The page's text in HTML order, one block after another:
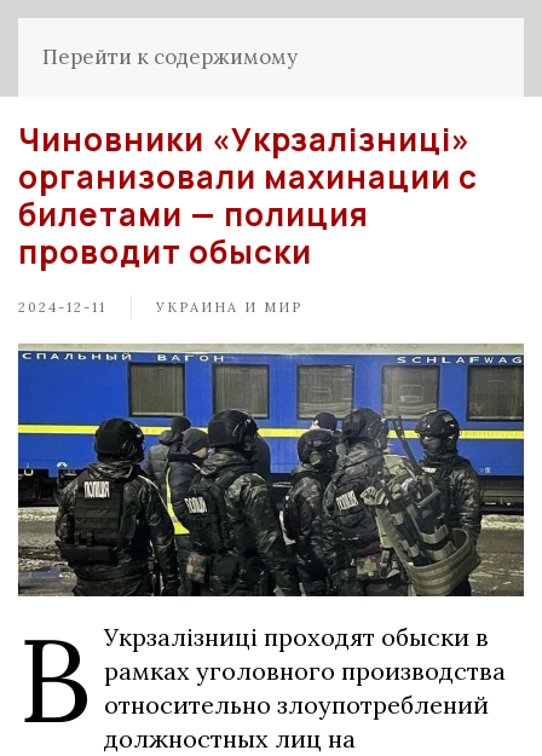
Перейти к содержимому
Чиновники «Укрзалізниці»
организовали махинации с
билетами — полиция
проводит обыски
2024-12-11 УКРАИНА И МИР
В Укрзалізниці проходят обыски в
рамках уголовного производства
относительно злоупотреблений
должностных лиц на